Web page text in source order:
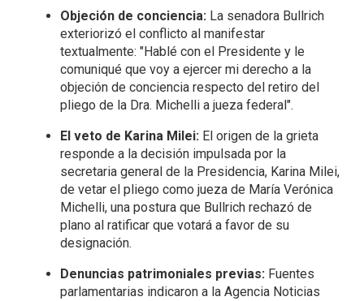
Objeción de conciencia:La senadora Bullrich
exteriorizó el conflicto al manifestar
textualmente: "Hablé con el Presidente y le
comuniqué que voy a ejercer mi derecho a la
objeción de conciencia respecto del retiro del
pliego de la Dra. Michelli a jueza federal".
El veto de Karina Milei:El origen de la grieta
responde a la decisión impulsada por la
secretaria general de la Presidencia, Karina Milei,
de vetar el pliego como jueza de María Verónica
Michelli, una postura que Bullrich rechazó de
plano al ratificar que votará a favor de su
designación.
Denuncias patrimoniales previas:Fuentes
parlamentarias indicaron a la Agencia Noticias